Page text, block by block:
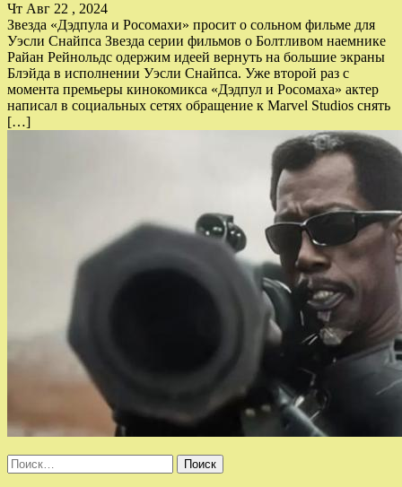
Чт Авг 22 , 2024
Звезда «Дэдпула и Росомахи» просит о сольном фильме для
Уэсли Снайпса Звезда серии фильмов о Болтливом наемнике
Райан Рейнольдс одержим идеей вернуть на большие экраны
Блэйда в исполнении Уэсли Снайпса. Уже второй раз с
момента премьеры кинокомикса «Дэдпул и Росомаха» актер
написал в социальных сетях обращение к Marvel Studios снять
[…]
Найти: